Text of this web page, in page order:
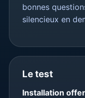
bonnes
silencieux en
Le test
Installation